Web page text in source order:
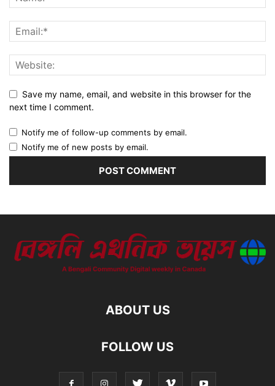
Save my name, email, and website in this browser for the
next time I comment.
Notify me of follow-up comments by email.
Notify me of new posts by email.
ABOUT US
FOLLOW US